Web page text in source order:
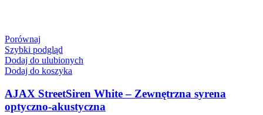
Porównaj
Szybki podgląd
Dodaj do ulubionych
Dodaj do koszyka
AJAX StreetSiren White – Zewnętrzna syrena
optyczno‑akustyczna